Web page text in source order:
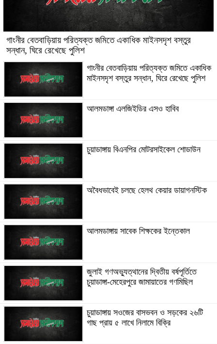
গাংনীর বেতবাড়িয়ায় পরিত্যক্ত জমিতে একাধিক মাইনসদৃশ বস্তুর
সন্ধান, ঘিরে রেখেছে পুলিশ
গাংনীর বেতবাড়িয়ায় পরিত্যক্ত জমিতে একাধিক
মাইনসদৃশ বস্তুর সন্ধান, ঘিরে রেখেছে পুলিশ
আলমডাঙ্গা এলজিইডির এসও হাবিব
চুয়াডাঙ্গায় বিএনপির মোটরসাইকেল শোডাউন
অবৈধভাবেই চলছে হেলথ কেয়ার ডায়াগনস্টিক
আলমডাঙ্গায় সাবেক শিক্ষকের ইন্তেকাল
জুলাই গণঅভ্যুত্থানের দ্বিতীয় বর্ষপূর্তিতে
চুয়াডাঙ্গা-মেহেরপুরে জামায়াতের গণমিছিল
চুয়াডাঙ্গায় সওজের বাসভবন ও সড়কের ২৬টি
গাছ প্রায় ৫ লাখে নিলামে বিক্রি